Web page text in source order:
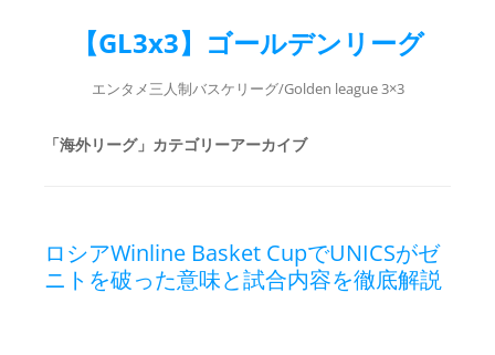
【GL3x3】ゴールデンリーグ
エンタメ三人制バスケリーグ/Golden league 3×3
「海外リーグ」カテゴリーアーカイブ
ロシアWinline Basket CupでUNICSがゼ
ニトを破った意味と試合内容を徹底解説